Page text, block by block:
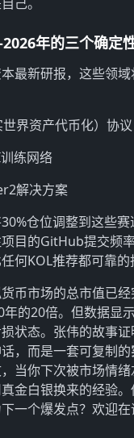
年的三个确定
最新研报，这些领
世界资产代币化）协议
练网络
解决方案
仓位调整到这些
目的GitHub提交频
何KOL推荐都可靠的
币市场的总市值已
年的20倍。但数据显
状态。张伟的故事证
，而是一套可复制的
当你下次被市场情
金白银换来的经验
一个爆发点？欢迎